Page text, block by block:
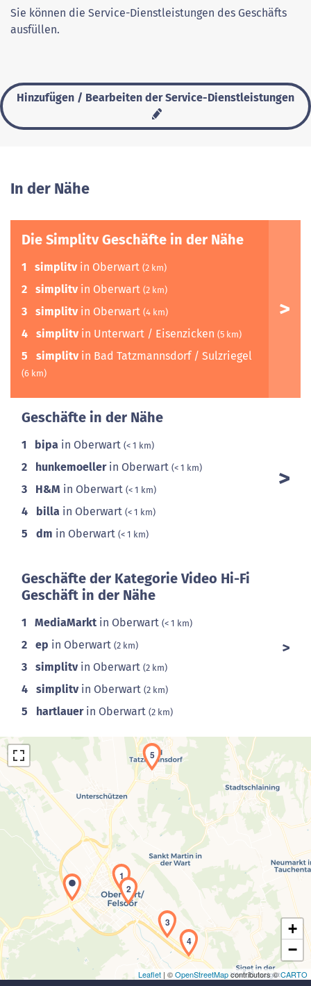
Sie können die Service-Dienstleistungen des Geschäfts
ausfüllen.
Hinzufügen / Bearbeiten der Service-Dienstleistungen
In der Nähe
Die Simplitv Geschäfte in der Nähe
1 simplitvin Oberwart (2 km)
2 simplitvin Oberwart (2 km)
3 simplitvin Oberwart (4 km)
4 simplitvin Unterwart / Eisenzicken (5 km)
5 simplitvin Bad Tatzmannsdorf / Sulzriegel
(6 km)
Geschäfte in der Nähe
1 bipa in Oberwart (< 1 km)
2 hunkemoellerin Oberwart (< 1 km)
3 H&M in Oberwart (< 1 km)
4 billa in Oberwart (< 1 km)
5 dm in Oberwart (< 1 km)
Geschäfte der Kategorie Video Hi-Fi
Geschäft in der Nähe
1 MediaMarkt in Oberwart (< 1 km)
2 ep in Oberwart (2 km)
3 simplitvin Oberwart (2 km)
4 simplitvin Oberwart (2 km)
5 hartlauerin Oberwart (2 km)
Laden der Karte...
1
2
3
4
5
+
−
Leaflet | ©OpenStreetMapcontributors ©CARTO